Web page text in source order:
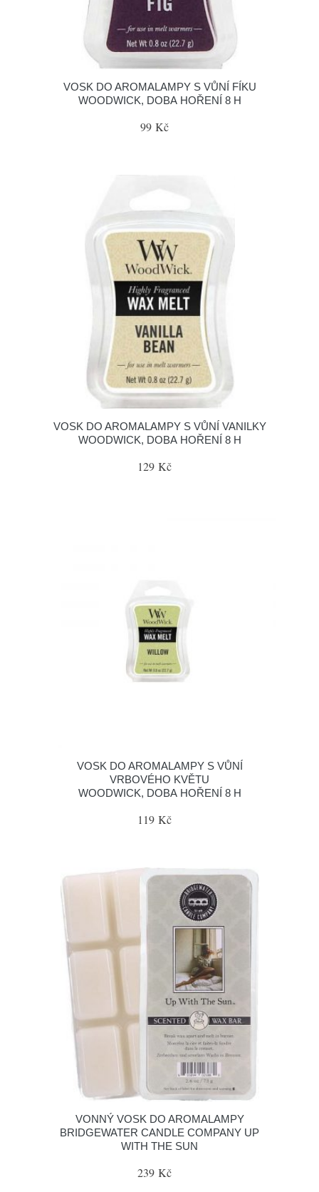
VOSK DO AROMALAMPY S VŮNÍ FÍKU
WOODWICK, DOBA HOŘENÍ 8 H
99 Kč
VOSK DO AROMALAMPY S VŮNÍ VANILKY
WOODWICK, DOBA HOŘENÍ 8 H
129 Kč
VOSK DO AROMALAMPY S VŮNÍ
VRBOVÉHO KVĚTU
WOODWICK, DOBA HOŘENÍ 8 H
119 Kč
VONNÝ VOSK DO AROMALAMPY
BRIDGEWATER CANDLE COMPANY UP
WITH THE SUN
239 Kč